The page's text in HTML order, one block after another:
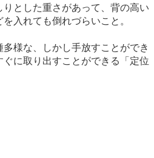
りとした重さがあって、背の高い
入れても倒れづらいこと。
様な、しかし手放すことができ
に取り出すことができる「定位